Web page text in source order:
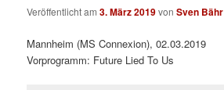
Veröffentlicht am3. März 2019vonSven Bähr
Mannheim (MS Connexion), 02.03.2019
Vorprogramm: Future Lied To Us